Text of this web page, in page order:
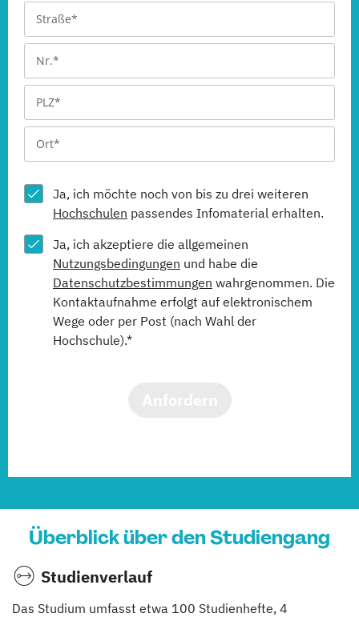
Ja, ich möchte noch von bis zu drei weiteren
Hochschulen passendes Infomaterial erhalten.
Ja, ich akzeptiere die allgemeinen
Nutzungsbedingungen und habe die
Datenschutzbestimmungen wahrgenommen. Die
Kontaktaufnahme erfolgt auf elektronischem
Wege oder per Post (nach Wahl der
Hochschule).*
Überblick über den Studiengang
Studienverlauf
Das Studium umfasst etwa 100 Studienhefte, 4